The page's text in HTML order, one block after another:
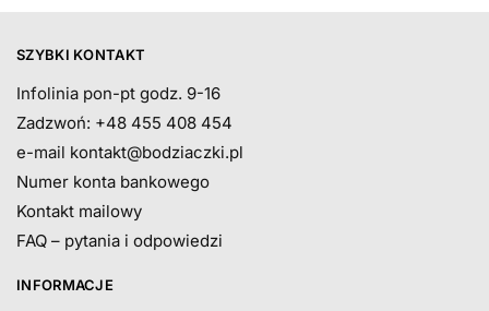
SZYBKI KONTAKT
Infolinia pon-pt godz. 9-16
Zadzwoń: +48 455 408 454
e-mail kontakt@bodziaczki.pl
Numer konta bankowego
Kontakt mailowy
FAQ – pytania i odpowiedzi
INFORMACJE